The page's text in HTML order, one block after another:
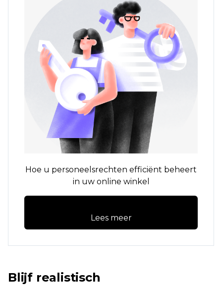
Hoe u personeelsrechten efficiënt beheert
in uw online winkel
Lees meer
Blijf realistisch